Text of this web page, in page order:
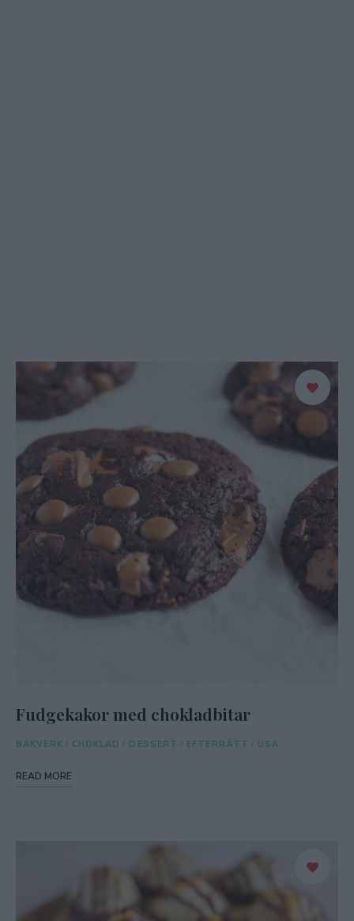
Fudgekakor med chokladbitar
BAKVERK / CHOKLAD / DESSERT / EFTERRÄTT / USA
READ MORE